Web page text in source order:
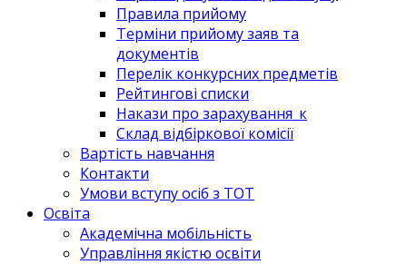
Правила прийому
Терміни прийому заяв та
документів
Перелік конкурсних предметів
Рейтингові списки
Накази про зарахування_к
Склад відбіркової комісії
Вартість навчання
Контакти
Умови вступу осіб з ТОТ
Освіта
Академічна мобільність
Управління якістю освіти